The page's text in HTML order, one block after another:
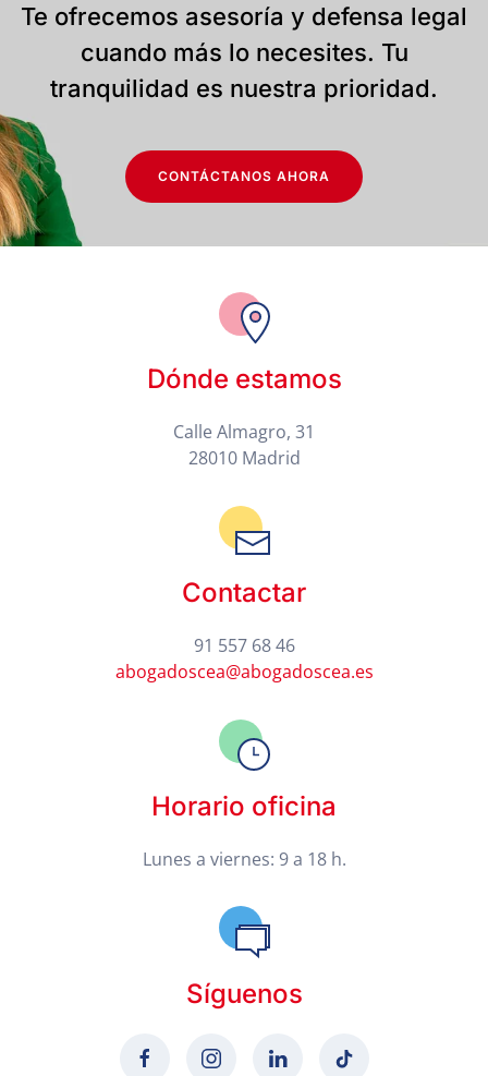
Te ofrecemos asesoría y defensa legal
cuando más lo necesites. Tu
tranquilidad es nuestra prioridad.
CONTÁCTANOS AHORA
Dónde estamos
Calle Almagro, 31
28010 Madrid
Contactar
91 557 68 46
abogadoscea@abogadoscea.es
Horario oficina
Lunes a viernes: 9 a 18 h.
Síguenos